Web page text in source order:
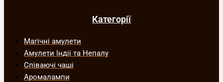
Категорії
Магічні амулети
Амулети Індіі та Непалу
Співаючі чаші
Аромалампи